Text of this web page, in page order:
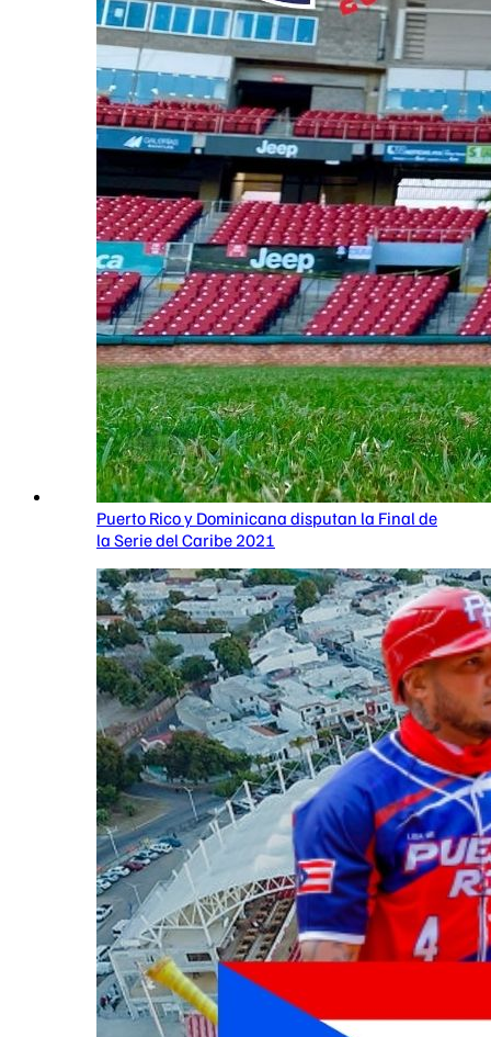
Puerto Rico y Dominicana disputan la Final de
la Serie del Caribe 2021